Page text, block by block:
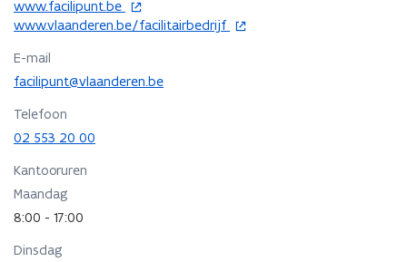
www.facilipunt.be
o
p
n
t
n
n
e
u
w
e
www.vlaanderen.be/facilitairbedrijf
o
e
n
n
i
e
u
v
E-mail
facilipunt@vlaanderen.be
Telefoon
02 553 20 00
Kantooruren
Maandag
8:00 - 17:00
Dinsdag